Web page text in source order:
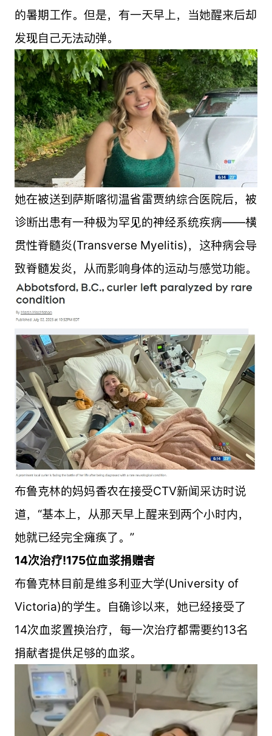
的暑期工作。但是，有一天早上，当她醒来后却
发现自己无法动弹。
她在被送到萨斯喀彻温省雷贾纳综合医院后，被
诊断出患有一种极为罕见的神经系统疾病——横
贯性脊髓炎(Transverse Myelitis)，这种病会导
致脊髓发炎，从而影响身体的运动与感觉功能。
布鲁克林的妈妈香农在接受CTV新闻采访时说
道，“基本上，从那天早上醒来到两个小时内，
她就已经完全瘫痪了。”
14次治疗!175位血浆捐赠者
布鲁克林目前是维多利亚大学(University of
Victoria)的学生。自确诊以来，她已经接受了
14次血浆置换治疗，每一次治疗都需要约13名
捐献者提供足够的血浆。